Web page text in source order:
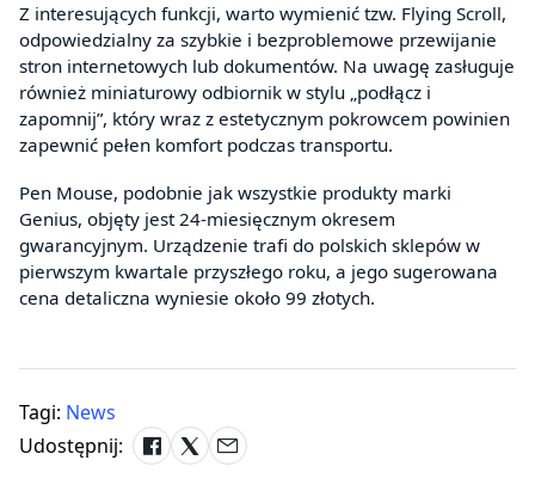
Z interesujących funkcji, warto wymienić tzw. Flying Scroll,
odpowiedzialny za szybkie i bezproblemowe przewijanie
stron internetowych lub dokumentów. Na uwagę zasługuje
również miniaturowy odbiornik w stylu „podłącz i
zapomnij”, który wraz z estetycznym pokrowcem powinien
zapewnić pełen komfort podczas transportu.
Pen Mouse, podobnie jak wszystkie produkty marki
Genius, objęty jest 24-miesięcznym okresem
gwarancyjnym. Urządzenie trafi do polskich sklepów w
pierwszym kwartale przyszłego roku, a jego sugerowana
cena detaliczna wyniesie około 99 złotych.
Tagi: News
Udostępnij: